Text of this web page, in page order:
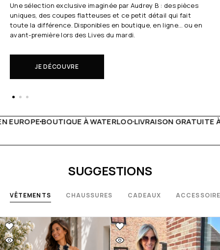
Une sélection exclusive imaginée par Audrey B : des pièces
uniques, des coupes flatteuses et ce petit détail qui fait
toute la différence. Disponibles en boutique, en ligne… ou en
avant-première lors des Lives du mardi.
JE DÉCOUVRE
LIVRAISON GRATUITE À PARTIR DE 150€LIVE
SUGGESTIONS
VÊTEMENTS CHAUSSURES CADEAUX